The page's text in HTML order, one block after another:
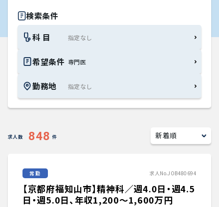
特集から探す
エージェントサービス
エージェントサービスTOP
サービスの流れ
知りたい・聞きたい
転職成功事例
検索条件
科 目
希望条件 専門医
勤務地
求人数 848 件
常勤 求人No.JOB480694
【京都府福知山市】精神科／週4.0日・週4.5
日・週5.0日、年収1,200〜1,600万円